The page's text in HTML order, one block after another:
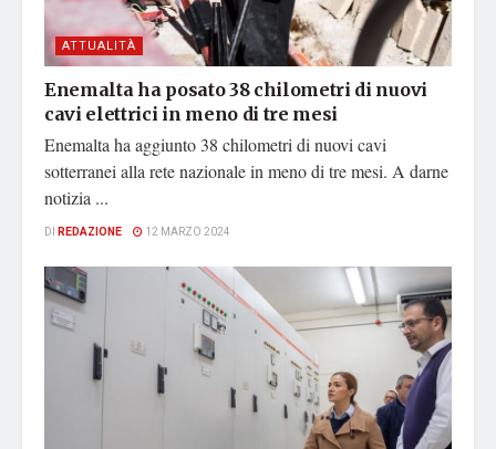
ATTUALITÀ
Enemalta ha posato 38 chilometri di nuovi
cavi elettrici in meno di tre mesi
Enemalta ha aggiunto 38 chilometri di nuovi cavi
sotterranei alla rete nazionale in meno di tre mesi. A darne
notizia ...
DI REDAZIONE 12 MARZO 2024